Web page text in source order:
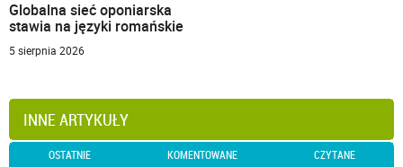
Globalna sieć oponiarska
stawia na języki romańskie
5 sierpnia 2026
INNE ARTYKUŁY
OSTATNIE KOMENTOWANE CZYTANE